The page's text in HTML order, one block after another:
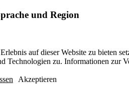
und Region
auf dieser Website zu bieten
Technologien zu. Informationen zur
Akzeptieren